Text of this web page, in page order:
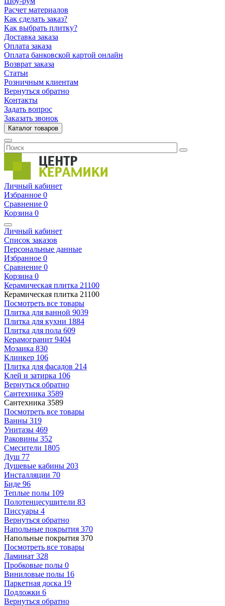
Расчет материалов
Как сделать заказ?
Как выбрать плитку?
Доставка заказа
Оплата заказа
Оплата банковской картой онлайн
Возврат заказа
Статьи
Розничным клиентам
Вернуться обратно
Контакты
Задать вопрос
Заказать звонок
Каталог товаров
Личный кабинет
Избранное 0
Сравнение 0
Корзина 0
Личный кабинет
Список заказов
Персональные данные
Избранное 0
Сравнение 0
Корзина 0
Керамическая плитка 21100
Керамическая плитка 21100
Посмотреть все товары
Плитка для ванной 9039
Плитка для кухни 1884
Плитка для пола 609
Керамогранит 9404
Мозаика 830
Клинкер 106
Плитка для фасадов 214
Клей и затирка 106
Вернуться обратно
Сантехника 3589
Сантехника 3589
Посмотреть все товары
Ванны 319
Унитазы 469
Раковины 352
Смесители 1805
Душ 77
Душевые кабины 203
Инсталляции 70
Биде 96
Теплые полы 109
Полотенцесушители 83
Писсуары 4
Вернуться обратно
Напольные покрытия 370
Напольные покрытия 370
Посмотреть все товары
Ламинат 328
Пробковые полы 0
Виниловые полы 16
Паркетная доска 19
Подложки 6
Вернуться обратно